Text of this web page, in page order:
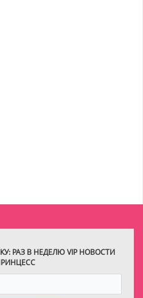
РАЗ В НЕДЕЛЮ VIP НОВОСТИ